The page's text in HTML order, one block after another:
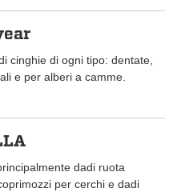
cinghie di ogni tipo: dentate,
e per alberi a camme.
dadi ruota
per cerchi e dadi